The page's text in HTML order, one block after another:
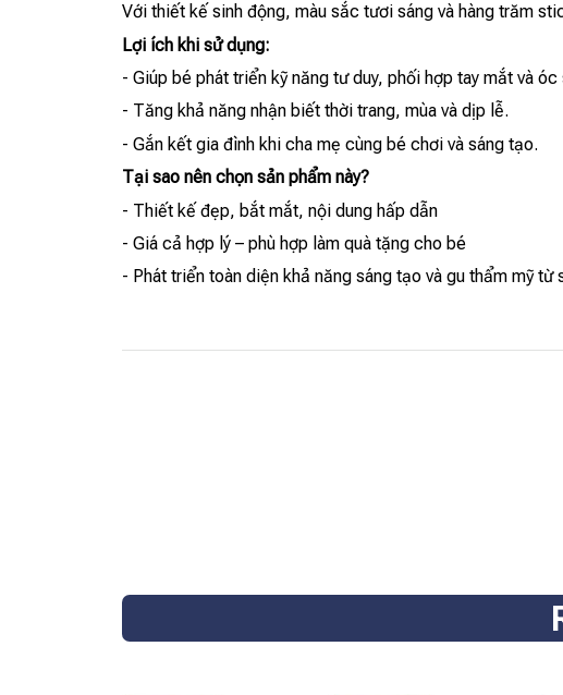
Với thiết kế sinh động, màu sắc tươi sáng và hàng trăm
Lợi ích khi sử dụng:
- Giúp bé phát triển kỹ năng tư duy, phối hợp tay mắt và óc
- Tăng khả năng nhận biết thời trang, mùa và dịp lễ.
- Gắn kết gia đình khi cha mẹ cùng bé chơi và sáng tạo.
Tại sao nên chọn sản phẩm này?
- Thiết kế đẹp, bắt mắt, nội dung hấp dẫn
- Giá cả hợp lý – phù hợp làm quà tặng cho bé
- Phát triển toàn diện khả năng sáng tạo và gu thẩm mỹ từ